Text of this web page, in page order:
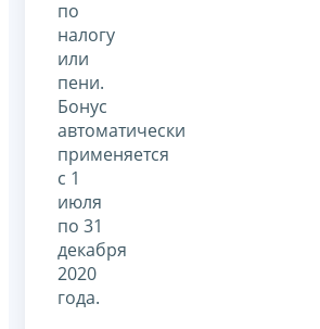
по
налогу
или
пени.
Бонус
автоматически
применяется
с 1
июля
по 31
декабря
2020
года.